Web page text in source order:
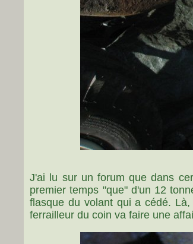
J'ai lu sur un forum que dans
premier temps "que" d'un 12
flasque du volant qui a cédé.
ferrailleur du coin va faire une